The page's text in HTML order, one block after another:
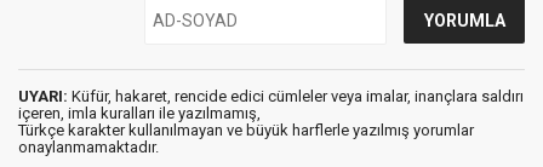
UYARI: Küfür, hakaret, rencide edici cümleler veya imalar, inançlara saldırı
içeren, imla kuralları ile yazılmamış,
Türkçe karakter kullanılmayan ve büyük harflerle yazılmış yorumlar
onaylanmamaktadır.